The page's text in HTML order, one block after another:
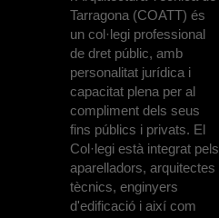
Tarragona (COATT) és
un col·legi professional
de dret públic, amb
personalitat jurídica i
capacitat plena per al
compliment dels seus
fins públics i privats. El
Col·legi està integrat pels
aparelladors, arquitectes
tècnics, enginyers
d'edificació i així com